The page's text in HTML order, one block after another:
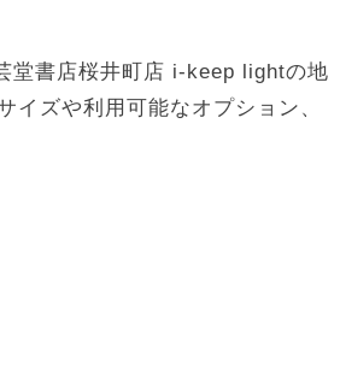
堂書店桜井町店 i-keep lightの地
イズや利用可能なオプション、